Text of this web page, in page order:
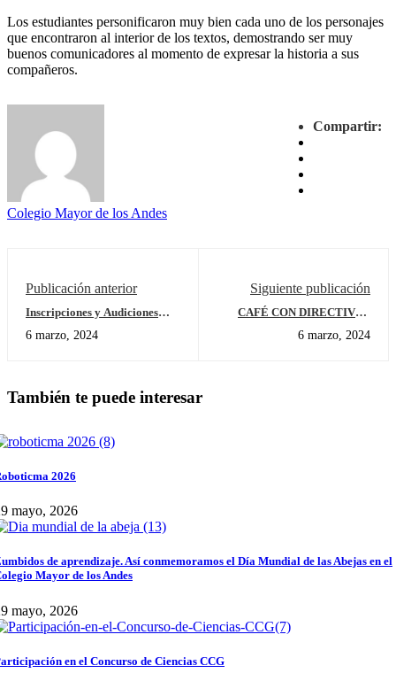
Los estudiantes personificaron muy bien cada uno de los personajes
que encontraron al interior de los textos, demostrando ser muy
buenos comunicadores al momento de expresar la historia a sus
compañeros.
Compartir:
Colegio Mayor de los Andes
Publicación anterior
Inscripciones y Audiciones
6 marzo, 2024
Siguiente publicación
CAFÉ CON DIRECTIVOS
PRE JARDÍN
6 marzo, 2024
También te puede interesar
2026
mayo, 2026
de aprendizaje. Así conmemoramos el Día Mundial de las Abejas en el
Mayor de los Andes
mayo, 2026
en el Concurso de Ciencias CCG